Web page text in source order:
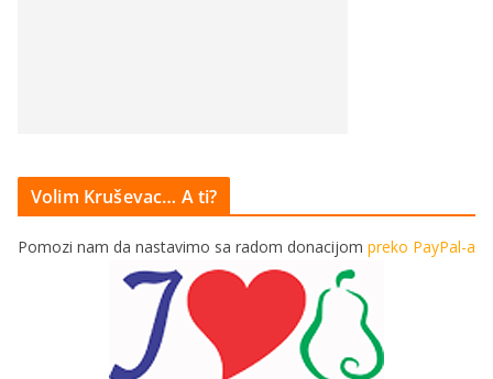
Volim Kruševac… A ti?
Pomozi nam da nastavimo sa radom donacijom preko PayPal-a